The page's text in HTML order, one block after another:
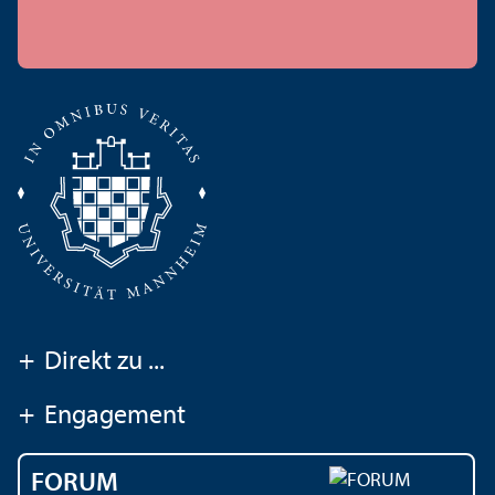
+ Direkt zu ...
+ Engagement
FORUM